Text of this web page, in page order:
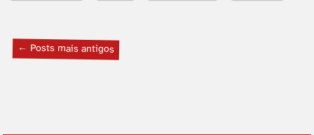
← Posts mais antigos